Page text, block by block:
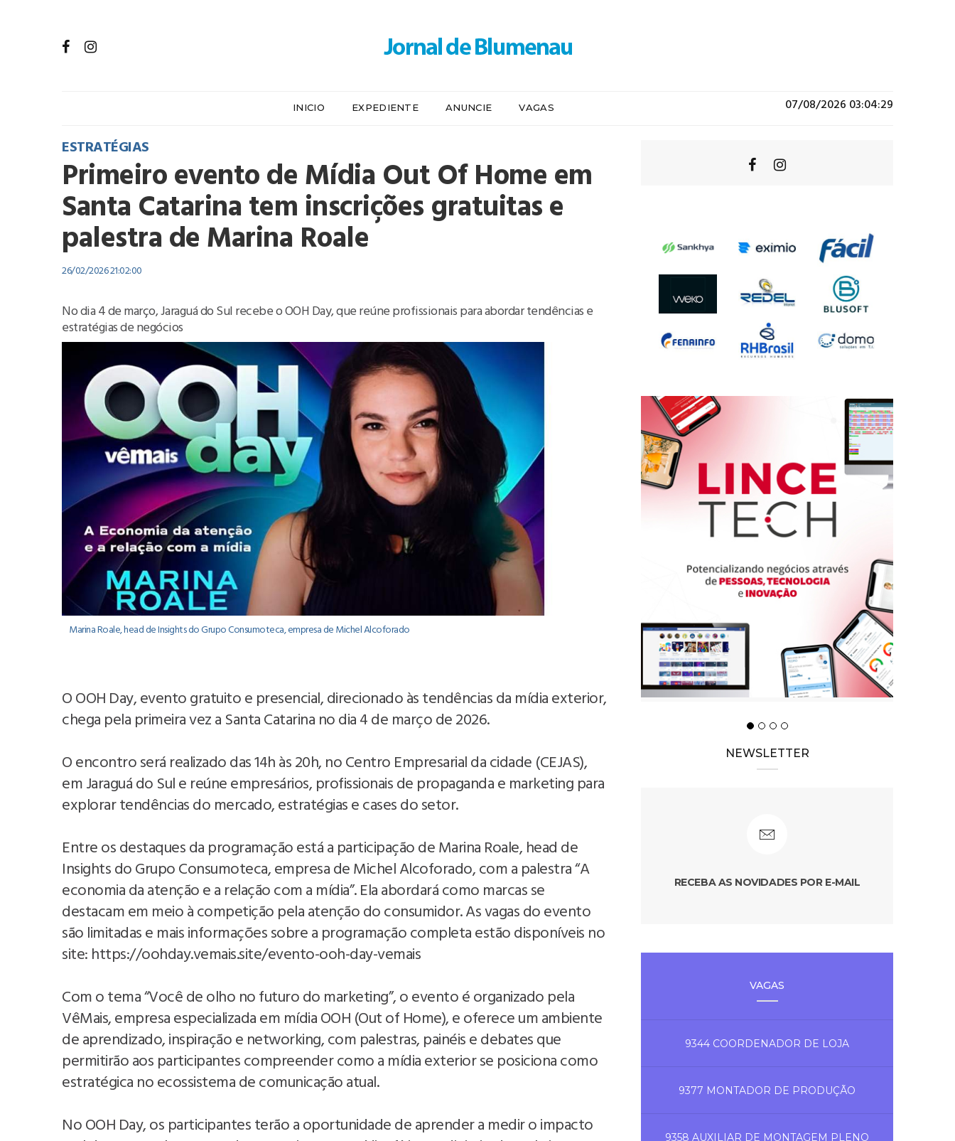
INICIO EXPEDIENTE ANUNCIE VAGAS 07/08/2026 03:04:29
ESTRATÉGIAS
Primeiro evento de Mídia Out Of Home em
Santa Catarina tem inscrições gratuitas e
palestra de Marina Roale
26/02/2026 21:02:00
No dia 4 de março, Jaraguá do Sul recebe o OOH Day, que reúne profissionais para abordar tendências e
estratégias de negócios
Marina Roale, head de Insights do Grupo Consumoteca, empresa de Michel Alcoforado
O OOH Day, evento gratuito e presencial, direcionado às tendências da mídia exterior,
chega pela primeira vez a Santa Catarina no dia 4 de março de 2026.
O encontro será realizado das 14h às 20h, no Centro Empresarial da cidade (CEJAS),
em Jaraguá do Sul e reúne empresários, profissionais de propaganda e marketing para
explorar tendências do mercado, estratégias e cases do setor.
Entre os destaques da programação está a participação de Marina Roale, head de
Insights do Grupo Consumoteca, empresa de Michel Alcoforado, com a palestra “A
economia da atenção e a relação com a mídia”. Ela abordará como marcas se
destacam em meio à competição pela atenção do consumidor. As vagas do evento
são limitadas e mais informações sobre a programação completa estão disponíveis no
site: https://oohday.vemais.site/evento-ooh-day-vemais
Com o tema “Você de olho no futuro do marketing”, o evento é organizado pela
VêMais, empresa especializada em mídia OOH (Out of Home), e oferece um ambiente
de aprendizado, inspiração e networking, com palestras, painéis e debates que
permitirão aos participantes compreender como a mídia exterior se posiciona como
estratégica no ecossistema de comunicação atual.
No OOH Day, os participantes terão a oportunidade de aprender a medir o impacto
NEWSLETTER
RECEBA AS NOVIDADES POR E-MAIL
VAGAS
9344 COORDENADOR DE LOJA
9377 MONTADOR DE PRODUÇÃO
9358 AUXILIAR DE MONTAGEM PLENO